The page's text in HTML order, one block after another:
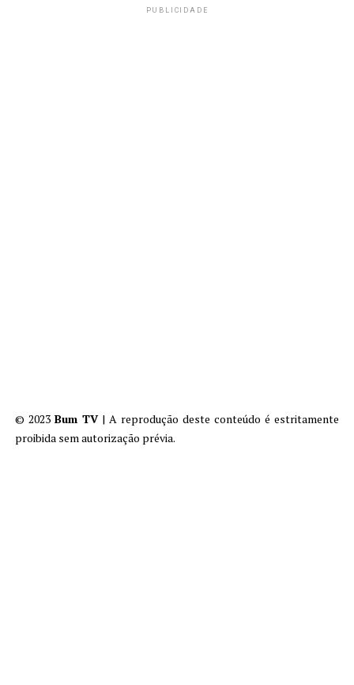
PUBLICIDADE
© 2023 Bum TV| A reprodução deste conteúdo é estritamente
proibida sem autorização prévia.